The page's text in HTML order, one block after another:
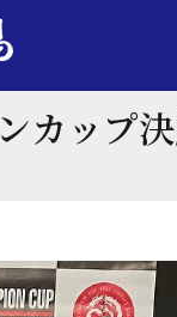
カップ